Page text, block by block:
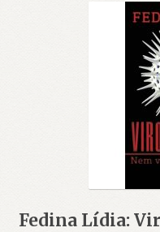
Fedina Lídia: